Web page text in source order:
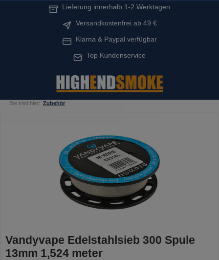
Lieferung innerhalb 1-2 Werktagen
Versandkostenfrei ab 49 €
Klarna & Paypal verfügbar
Top Kundenservice
Sie sind hier: Zubehör
Vandyvape Edelstahlsieb 300 Spule
13mm 1,524 meter